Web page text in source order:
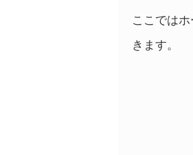
ここでは
きます。